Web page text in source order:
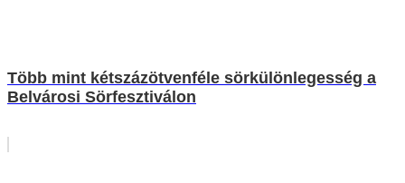
Több mint kétszázötvenféle sörkülönlegesség a
Belvárosi Sörfesztiválon